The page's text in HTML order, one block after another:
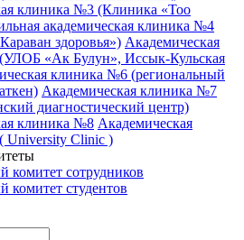
клиника №3 (Клиника «Тоо
академическая клиника №4
здоровья») Академическая
«Ак Булун», Иссык-Кульская
клиника №6 (региональный
Академическая клиника №7
диагностический центр)
клиника №8 Академическая
( University Clinic )
комитет сотрудников
студентов